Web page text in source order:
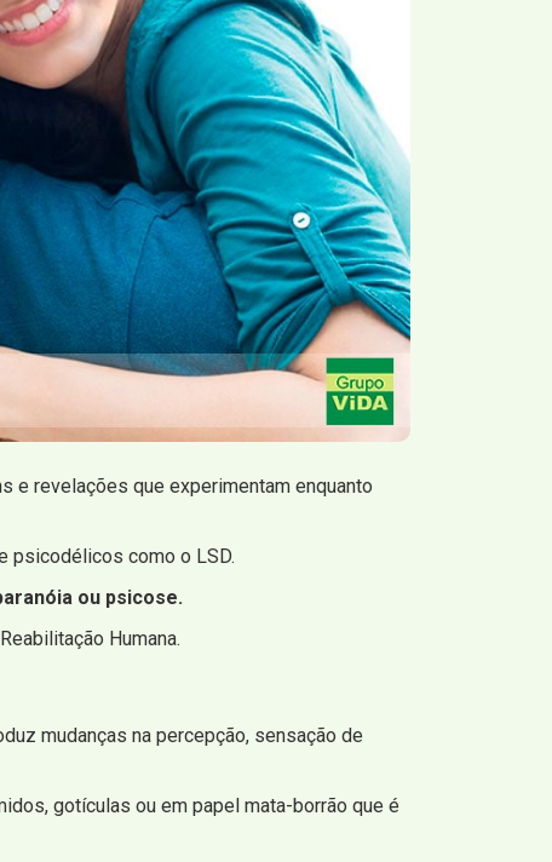
e revelações que experimentam enquanto
psicodélicos como o LSD.
ou psicose.
Humana.
mudanças na percepção, sensação de
gotículas ou em papel mata-borrão que é